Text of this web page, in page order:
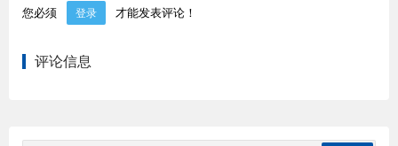
您必须 登录 才能发表评论！
评论信息